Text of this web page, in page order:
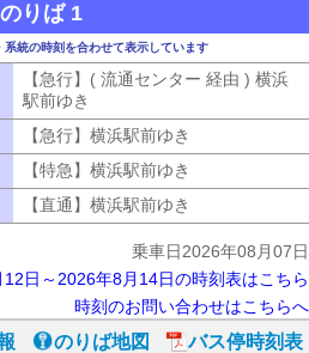
のりば 1
統の時刻を合わせて表示しています
【急行】( 流通センター 経由 ) 横浜
駅前ゆき
【急行】横浜駅前ゆき
【特急】横浜駅前ゆき
【直通】横浜駅前ゆき
乗車日2026年08月07日
12日～2026年8月14日の時刻表はこちら
時刻のお問い合わせはこちらへ
のりば地図
バス停時刻表